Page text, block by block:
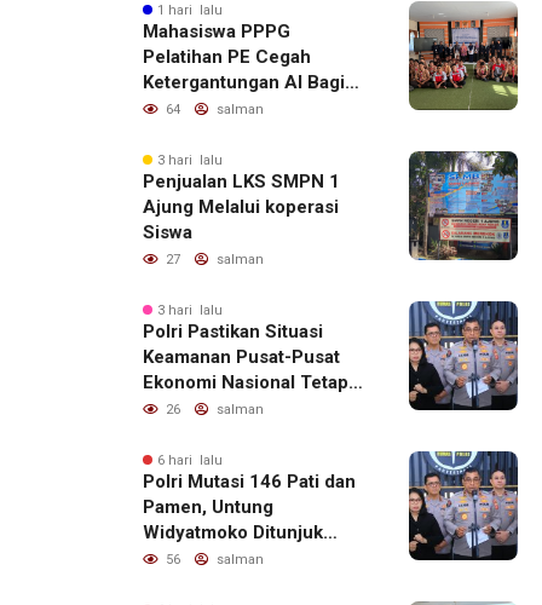
1 hari lalu
Mahasiswa PPPG
Pelatihan PE Cegah
Ketergantungan AI Bagi
64 salman
3 hari lalu
Penjualan LKS SMPN 1
Ajung Melalui koperasi
Siswa
27 salman
3 hari lalu
Polri Pastikan Situasi
Keamanan Pusat-Pusat
Ekonomi Nasional Tetap
Kondusif
26 salman
6 hari lalu
Polri Mutasi 146 Pati dan
Pamen, Untung
Widyatmoko Ditunjuk
sebagai Kadivhubinter
56 salman